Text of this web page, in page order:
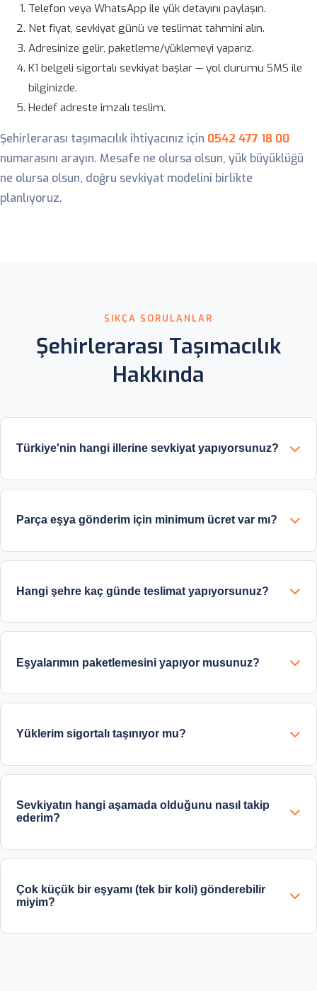
Telefon veya WhatsApp ile yük detayını paylaşın.
Net fiyat, sevkiyat günü ve teslimat tahmini alın.
Adresinize gelir, paketleme/yüklemeyi yaparız.
K1 belgeli sigortalı sevkiyat başlar — yol durumu SMS ile
bilginizde.
Hedef adreste imzalı teslim.
Şehirlerarası taşımacılık ihtiyacınız için 0542 477 18 00
numarasını arayın. Mesafe ne olursa olsun, yük büyüklüğü
ne olursa olsun, doğru sevkiyat modelini birlikte
planlıyoruz.
SIKÇA SORULANLAR
Şehirlerarası Taşımacılık
Hakkında
Türkiye'nin hangi illerine sevkiyat yapıyorsunuz?
Parça eşya gönderim için minimum ücret var mı?
Hangi şehre kaç günde teslimat yapıyorsunuz?
Eşyalarımın paketlemesini yapıyor musunuz?
Yüklerim sigortalı taşınıyor mu?
Sevkiyatın hangi aşamada olduğunu nasıl takip
ederim?
Çok küçük bir eşyamı (tek bir koli) gönderebilir
miyim?